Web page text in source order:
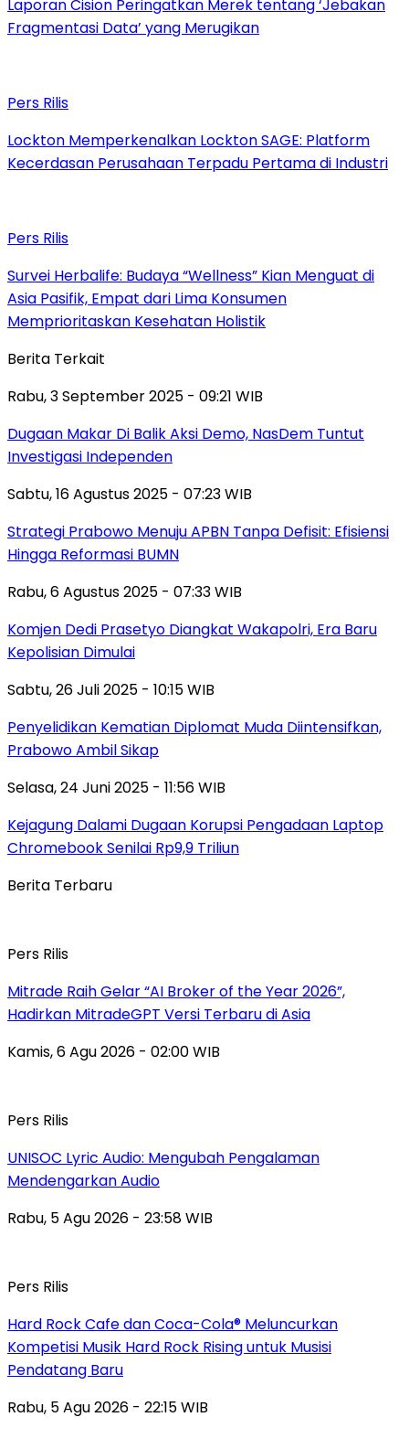
Laporan Cision Peringatkan Merek tentang ‘Jebakan
Fragmentasi Data’ yang Merugikan
Pers Rilis
Lockton Memperkenalkan Lockton SAGE: Platform
Kecerdasan Perusahaan Terpadu Pertama di Industri
Pers Rilis
Survei Herbalife: Budaya “Wellness” Kian Menguat di
Asia Pasifik, Empat dari Lima Konsumen
Memprioritaskan Kesehatan Holistik
Berita Terkait
Rabu, 3 September 2025 - 09:21 WIB
Dugaan Makar Di Balik Aksi Demo, NasDem Tuntut
Investigasi Independen
Sabtu, 16 Agustus 2025 - 07:23 WIB
Strategi Prabowo Menuju APBN Tanpa Defisit: Efisiensi
Hingga Reformasi BUMN
Rabu, 6 Agustus 2025 - 07:33 WIB
Komjen Dedi Prasetyo Diangkat Wakapolri, Era Baru
Kepolisian Dimulai
Sabtu, 26 Juli 2025 - 10:15 WIB
Penyelidikan Kematian Diplomat Muda Diintensifkan,
Prabowo Ambil Sikap
Selasa, 24 Juni 2025 - 11:56 WIB
Kejagung Dalami Dugaan Korupsi Pengadaan Laptop
Chromebook Senilai Rp9,9 Triliun
Berita Terbaru
Pers Rilis
Mitrade Raih Gelar “AI Broker of the Year 2026”,
Hadirkan MitradeGPT Versi Terbaru di Asia
Kamis, 6 Agu 2026 - 02:00 WIB
Pers Rilis
UNISOC Lyric Audio: Mengubah Pengalaman
Mendengarkan Audio
Rabu, 5 Agu 2026 - 23:58 WIB
Pers Rilis
Hard Rock Cafe dan Coca-Cola® Meluncurkan
Kompetisi Musik Hard Rock Rising untuk Musisi
Pendatang Baru
Rabu, 5 Agu 2026 - 22:15 WIB